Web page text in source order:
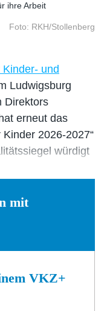
ihre Arbeit
Foto: RKH/Stollenberg
und
Ludwigsburg
Direktors
erneut das
2026-2027“
würdigt
mit
VKZ+